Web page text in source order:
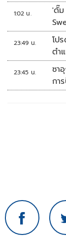
1:02 น.
'ดั๊ม
23:49 น.
โป
ตำ
'พ
23:45 น.
ซา
กา